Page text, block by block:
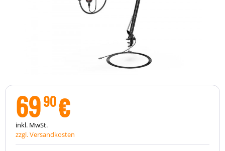
6990€
inkl. MwSt.
zzgl. Versandkosten